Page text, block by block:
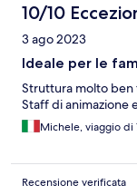
10/10
3 ago 2023
Ideale per le
Struttura molto ben
Staff di animazione
Michele, viaggio di
Recensione verificata